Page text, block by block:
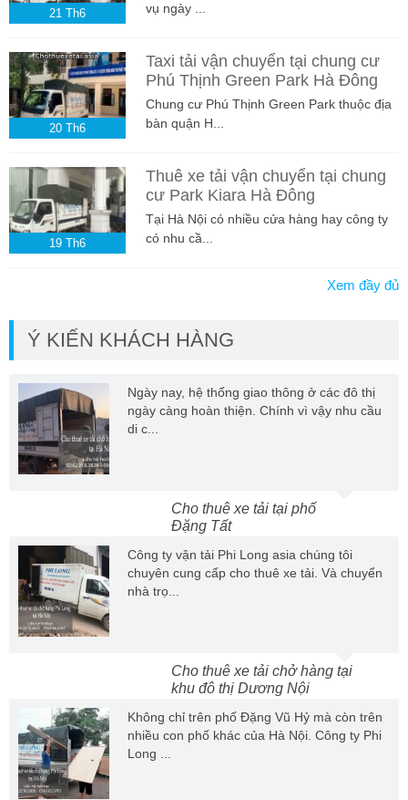
21 Th6
vụ ngày ...
20 Th6
Taxi tải vận chuyển tại chung cư
Phú Thịnh Green Park Hà Đông
Chung cư Phú Thịnh Green Park thuộc địa
bàn quận H...
19 Th6
Thuê xe tải vận chuyển tại chung
cư Park Kiara Hà Đông
Tại Hà Nội có nhiều cửa hàng hay công ty
có nhu cầ...
Xem đầy đủ
Ý KIẾN KHÁCH HÀNG
Ngày nay, hệ thống giao thông ở các đô thị
ngày càng hoàn thiện. Chính vì vậy nhu cầu
di c...
Cho thuê xe tải tại phố
Đặng Tất
Công ty vận tải Phi Long asia chúng tôi
chuyên cung cấp cho thuê xe tải. Và chuyển
nhà trọ...
Cho thuê xe tải chở hàng tại
khu đô thị Dương Nội
Không chỉ trên phố Đặng Vũ Hỷ mà còn trên
nhiều con phố khác của Hà Nội. Công ty Phi
Long ...